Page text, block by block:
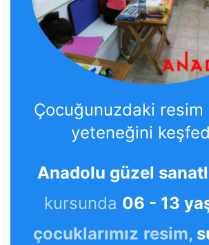
Çocuğunuzdaki resim
yeteneğini
Anadolu güzel
kursunda 06 - 13
çocuklarımız resim,